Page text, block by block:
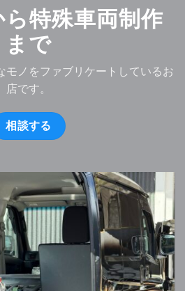
特殊車両制作
まで
モノをファブリケートしているお
店です。
相談する